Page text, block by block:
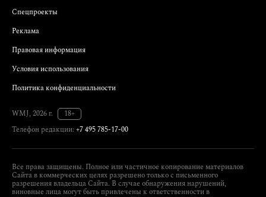
Спецпроекты
Реклама
Правовая информация
Условия использования
Политика конфиденциальности
WMJ, 2026 г.
18+
Телефон редакции: +7 495 785-17-00
Все права защищены. Полное или частичное копирование материалов
Сайта в коммерческих целях разрешено только с письменного
разрешения владельца Сайта. В случае обнаружения нарушений,
виновные лица могут быть привлечены к ответственности в